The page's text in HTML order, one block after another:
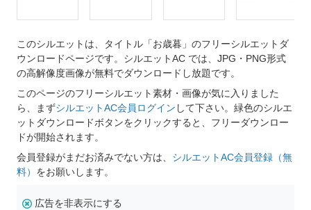
このシルエットは、タイトル「お歳暮」のフリーシルエットダ
ウンロードページです。シルエットAC では、JPG・PNG形式
の高解像度画像が無料でダウンロードし放題です。
このページのフリーシルエット素材・画像が気に入りました
ら、まずシルエットAC会員ログイン して下さい。緑色のシルエ
ットダウンロードボタンをクリックすると、フリーダウンロー
ドが開始されます。
会員登録がまだお済みでない方は、 シルエットAC会員登録（無
料） をお願いします。
広告を非表示にする